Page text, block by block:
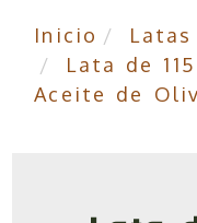
Inicio
Lata de
Aceite de